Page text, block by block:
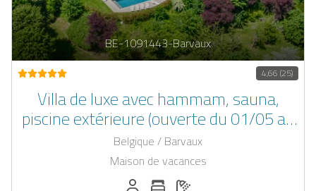
BE-1091443-Barvaux
4,66 (25)
Villa de luxe avec hammam, sauna,
piscine extérieure (ouverte du 01/05 au
30/09) dans la région de Durbuy
Belgique / Barvaux
Maison de vacances
Personnes (max): 14
Nombre de chambres: 7
Nombre de salles de bain: 7